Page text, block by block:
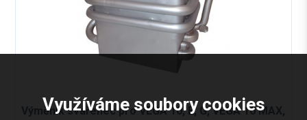
Výměník svařenec pro VEGA 10, E, G, VEGA 10 MAX,
Využíváme soubory cookies